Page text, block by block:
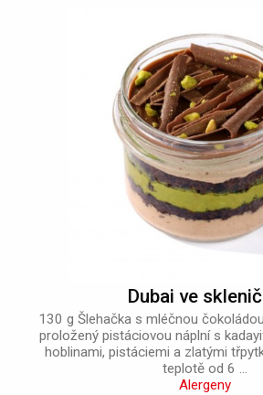
Dubai ve
130 g Šlehačka s mléčnou
proložený pistáciovou náplní s
hoblinami, pistáciemi a zlatými
teplotě od 6 ...
Alergeny